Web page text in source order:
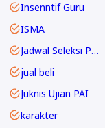
Insenntif Guru
ISMA
Jadwal Seleksi PPPK Guru 2024
jual beli
Juknis Ujian PAI
karakter